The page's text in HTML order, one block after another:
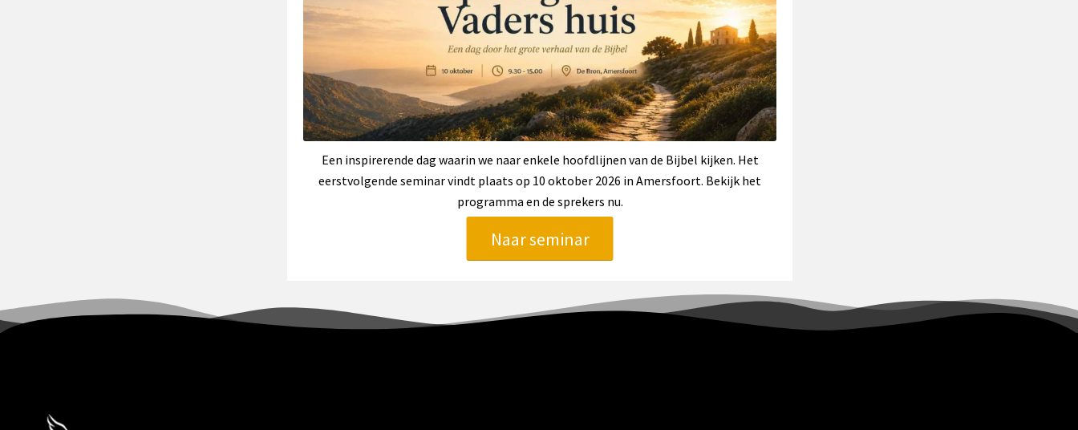
Een inspirerende dag waarin we naar enkele hoofdlijnen van de Bijbel kijken. Het
eerstvolgende seminar vindt plaats op 10 oktober 2026 in Amersfoort. Bekijk het
programma en de sprekers nu.
Naar seminar